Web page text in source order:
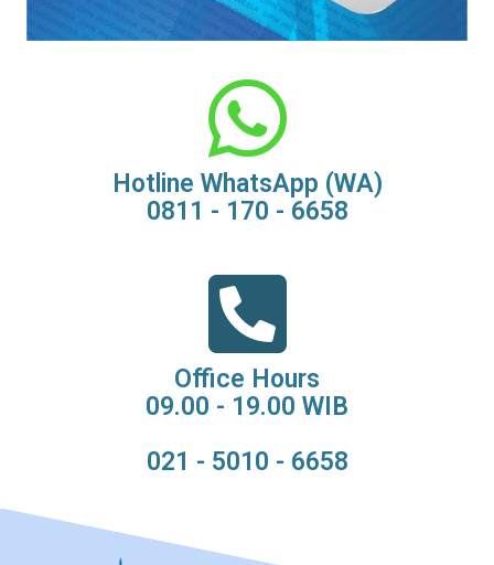
Hotline WhatsApp (WA)
0811 - 170 - 6658
Office Hours
09.00 - 19.00 WIB
021 - 5010 - 6658